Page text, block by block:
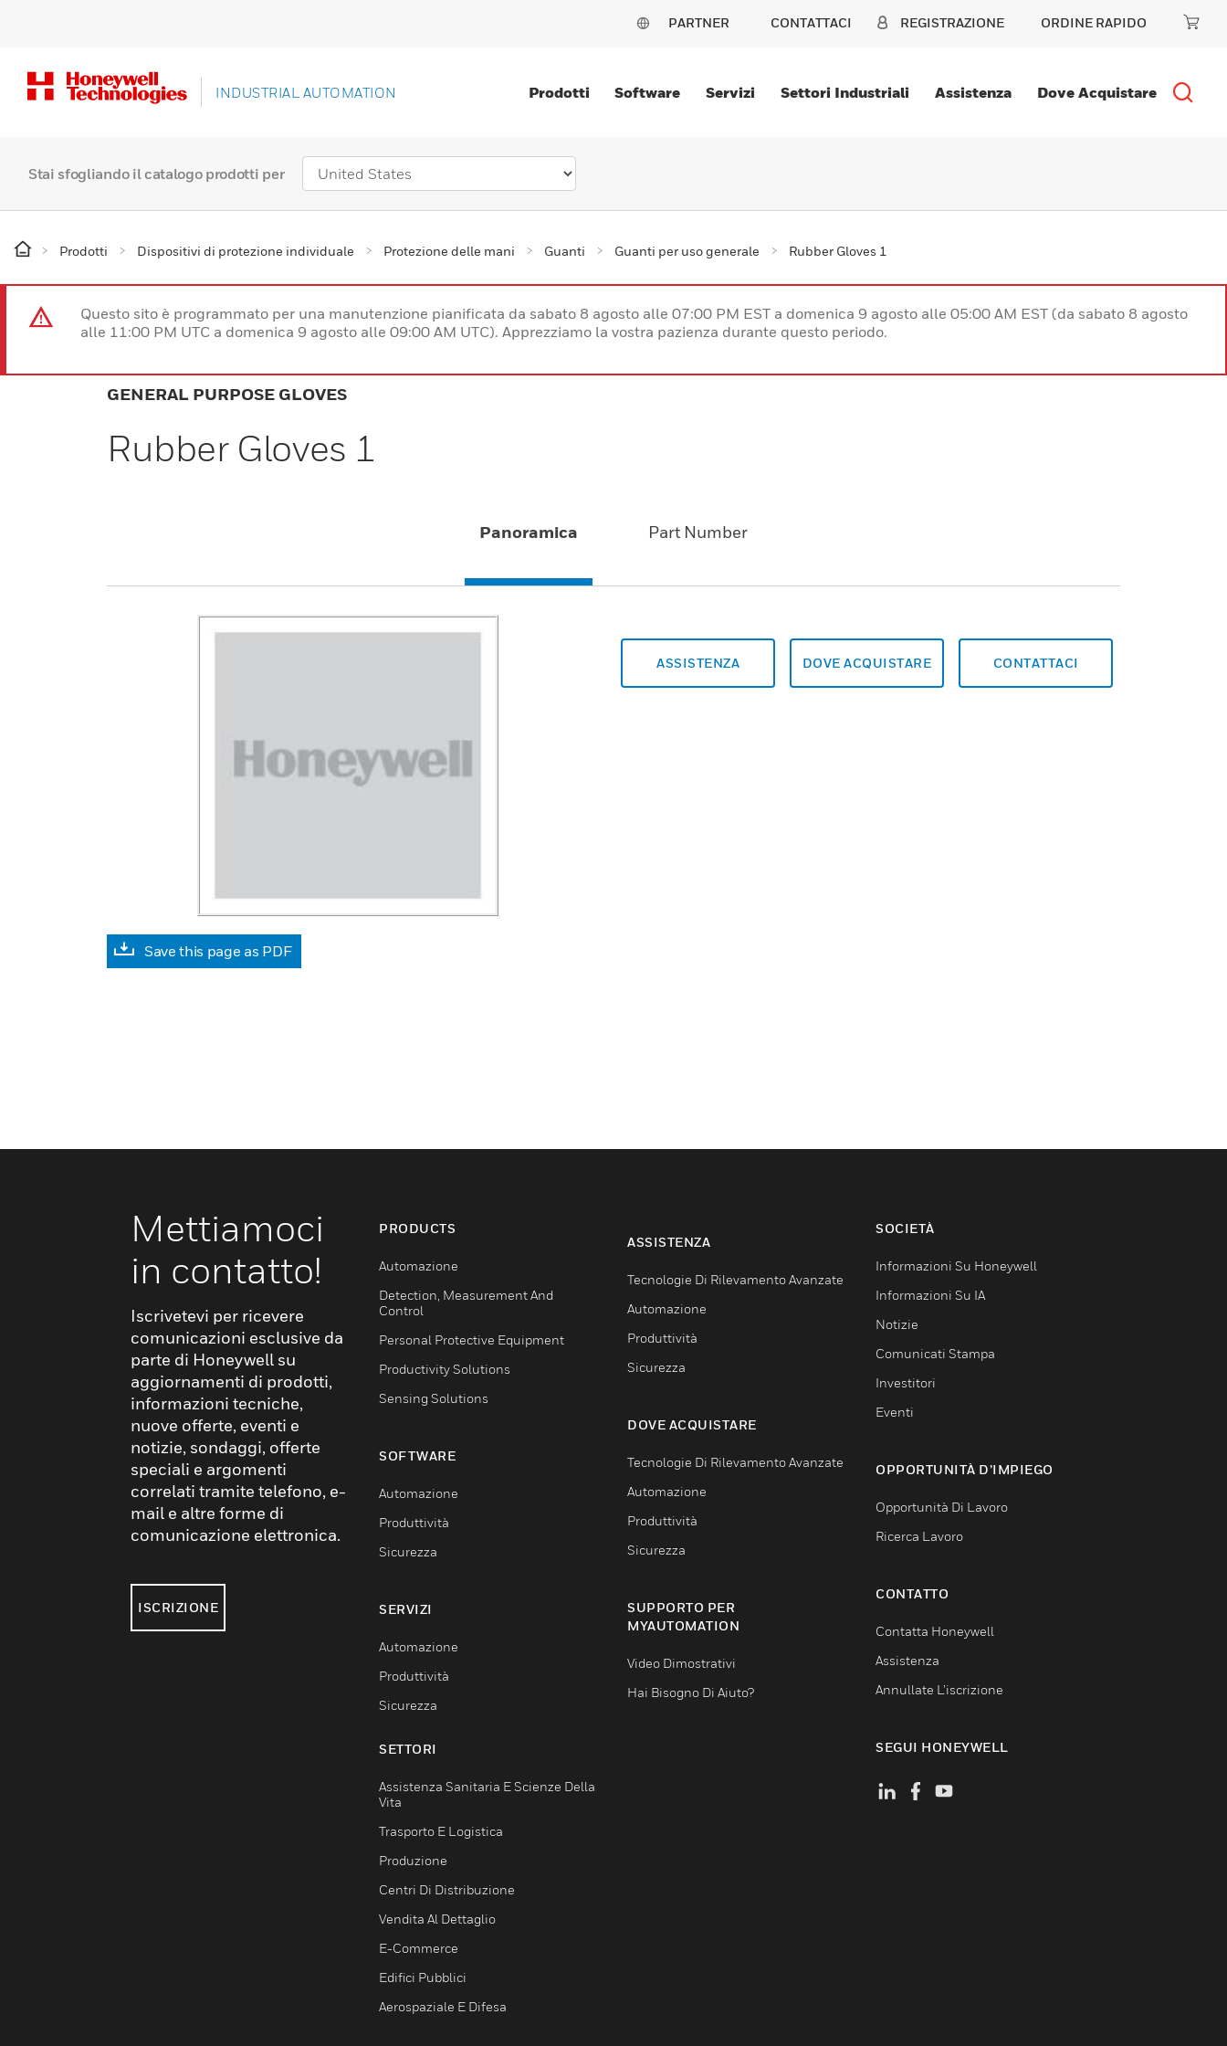
PARTNER CONTATTACI REGISTRAZIONE ORDINE RAPIDO
INDUSTRIAL AUTOMATION Prodotti Software Servizi Settori Industriali Assistenza Dove Acquistare
Stai sfogliando il catalogo prodotti per
Prodotti Dispositivi di protezione individuale Protezione delle mani Guanti Guanti per uso generale Rubber Gloves 1
Questo sito è programmato per una manutenzione pianificata da sabato 8 agosto alle 07:00 PM EST a domenica 9 agosto alle 05:00 AM EST (da sabato 8 agosto
alle 11:00 PM UTC a domenica 9 agosto alle 09:00 AM UTC). Apprezziamo la vostra pazienza durante questo periodo.
GENERAL PURPOSE GLOVES
Rubber Gloves 1
Panoramica Part Number
Save this page as PDF
ASSISTENZA DOVE ACQUISTARE CONTATTACI
Mettiamoci
in contatto!
Iscrivetevi per ricevere
comunicazioni esclusive da
parte di Honeywell su
aggiornamenti di prodotti,
informazioni tecniche,
nuove offerte, eventi e
notizie, sondaggi, offerte
speciali e argomenti
correlati tramite telefono, e-
mail e altre forme di
comunicazione elettronica.
ISCRIZIONE
PRODUCTS
Automazione
Detection, Measurement And
Control
Personal Protective Equipment
Productivity Solutions
Sensing Solutions
SOFTWARE
Automazione
Produttività
Sicurezza
SERVIZI
Automazione
Produttività
Sicurezza
SETTORI
Assistenza Sanitaria E Scienze Della
Vita
Trasporto E Logistica
Produzione
Centri Di Distribuzione
Vendita Al Dettaglio
E-Commerce
Edifici Pubblici
Aerospaziale E Difesa
ASSISTENZA
Tecnologie Di Rilevamento Avanzate
Automazione
Produttività
Sicurezza
DOVE ACQUISTARE
Tecnologie Di Rilevamento Avanzate
Automazione
Produttività
Sicurezza
SUPPORTO PER
MYAUTOMATION
Video Dimostrativi
Hai Bisogno Di Aiuto?
SOCIETÀ
Informazioni Su Honeywell
Informazioni Su IA
Notizie
Comunicati Stampa
Investitori
Eventi
OPPORTUNITÀ D’IMPIEGO
Opportunità Di Lavoro
Ricerca Lavoro
CONTATTO
Contatta Honeywell
Assistenza
Annullate L’iscrizione
SEGUI HONEYWELL